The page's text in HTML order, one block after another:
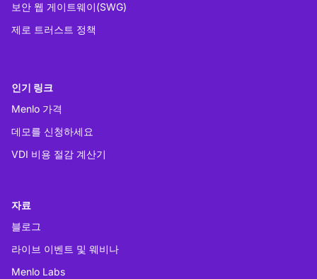
보안 웹 게이트웨이(SWG)
제로 트러스트 정책
인기 링크
Menlo 가격
데모를 신청하세요
VDI 비용 절감 계산기
자료
블로그
라이브 이벤트 및 웨비나
Menlo Labs